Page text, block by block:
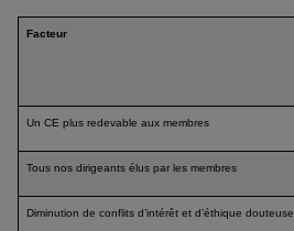
Facteur
Un CE plus redevable aux membres
Tous nos dirigeants élus par les membres
Diminution de conflits d’intérêt et d’éthique douteuse